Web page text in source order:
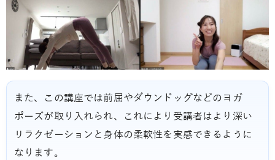
また、この講座では前屈やダウンドッグなどのヨガ
ポーズが取り入れられ、これにより受講者はより深い
リラクゼーションと身体の柔軟性を実感できるように
なります。